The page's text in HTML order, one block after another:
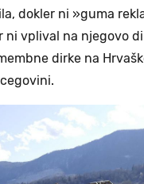
dokler ni »guma
ni vplival na njegovo
dirke na